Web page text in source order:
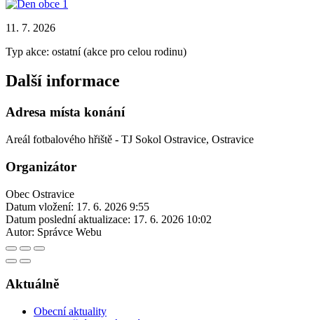
11. 7. 2026
Typ akce: ostatní (akce pro celou rodinu)
Další informace
Adresa místa konání
Areál fotbalového hřiště - TJ Sokol Ostravice, Ostravice
Organizátor
Obec Ostravice
Datum vložení: 17. 6. 2026 9:55
Datum poslední aktualizace: 17. 6. 2026 10:02
Autor: Správce Webu
Aktuálně
Obecní aktuality